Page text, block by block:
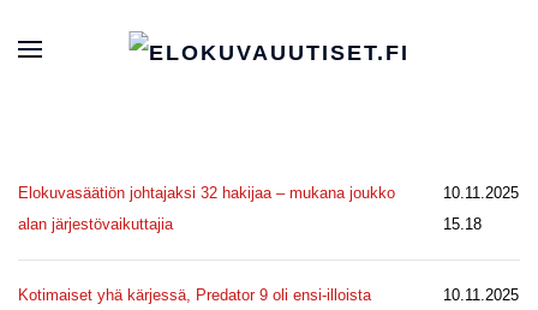
Elokuvasäätiön johtajaksi 32 hakijaa – mukana joukko
alan järjestövaikuttajia
10.11.2025
15.18
Kotimaiset yhä kärjessä, Predator 9 oli ensi-illoista
10.11.2025